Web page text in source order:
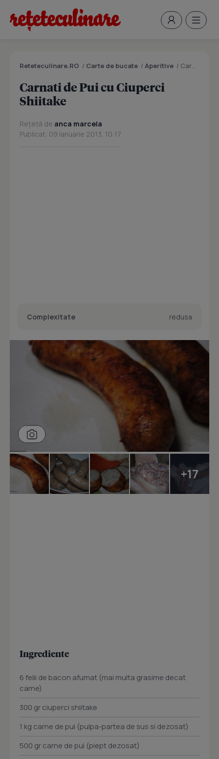
Reteteculinare.RO / Carte de bucate / Aperitive / Carnati de Pui cu Ciuperci Shiitake
Carnati de Pui cu Ciuperci
Shiitake
Rețetă de anca marcela
Publicat: 09 Ianuarie 2013, 10:17
Complexitate redusa
+17
Ingrediente
6 felii de bacon afumat (mai multa grasime decat
carne)
300 gr ciuperci shiitake
1 kg carne de pui (pulpa-partea de sus si dezosat)
500 gr carne de pui (piept dezosat)